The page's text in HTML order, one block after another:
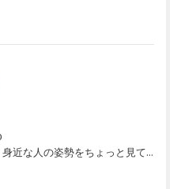
家族、友人、身近な人の姿勢をちょっと見てみませんか？